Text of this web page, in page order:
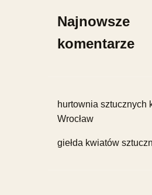
Najnowsze
komentarze
hurtownia sztucznych
Wrocław
giełda kwiatów